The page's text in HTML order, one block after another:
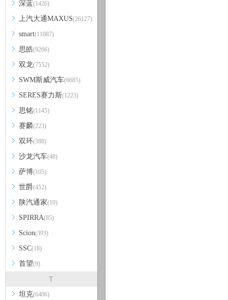
深蓝(1426)
上汽大通MAXUS(26127)
smart(11087)
思皓(9266)
双龙(7552)
SWM斯威汽车(6685)
SERES赛力斯(1223)
思铭(1145)
赛麟(223)
双环(388)
沙龙汽车(48)
萨博(105)
世爵(452)
陕汽通家(10)
SPIRRA(85)
Scion(393)
SSC(18)
首望(9)
T
坦克(6406)